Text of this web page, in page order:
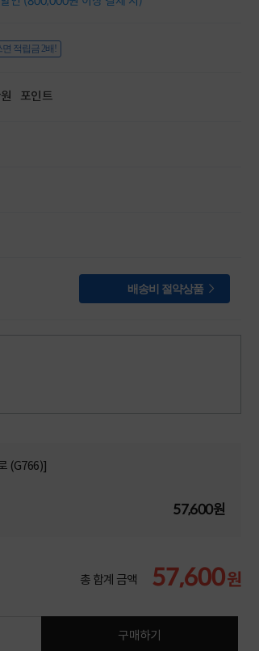
프로 에센셜
적립금 2배!
포인트
배송비 절약상품 
(G766)]
57,600원
총 합계 금액 57,600원
구매하기